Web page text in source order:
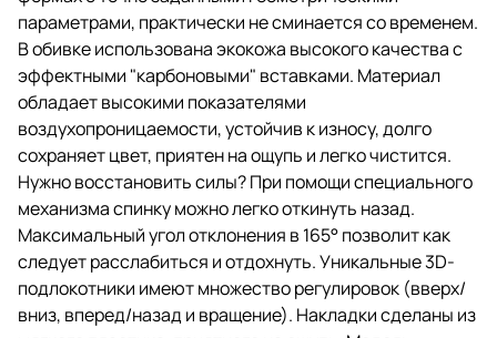
В обивке использована экокожа
высокого качества c
эффектными "карбоновыми"
вставками. Материал обладает
высокими показателями
воздухопроницаемости,
устойчив к износу, долго
сохраняет цвет, приятен на
ощупь и легко чистится.
Нужно восстановить силы? При
помощи специального
механизма спинку можно легко
откинуть назад. Максимальный
угол отклонения в 165° позволит
как следует расслабиться и
параметрами, практически не сминается со временем.
В обивке использована экокожа высокого качества c
эффектными "карбоновыми" вставками. Материал
обладает высокими показателями
воздухопроницаемости, устойчив к износу, долго
сохраняет цвет, приятен на ощупь и легко чистится.
Нужно восстановить силы? При помощи специального
механизма спинку можно легко откинуть назад.
Максимальный угол отклонения в 165° позволит как
следует расслабиться и отдохнуть. Уникальные 3D-
подлокотники имеют множество регулировок (вверх/
вниз, вперед/назад и вращение). Накладки сделаны из